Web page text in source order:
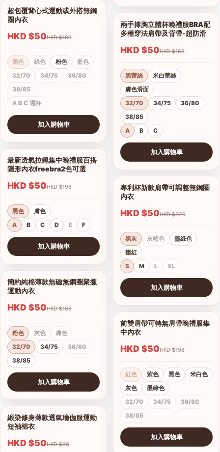
1/4
超包覆背心式運動或外搭無鋼
圈內衣
HKD $50 HKD $180
黑色 綠色 粉色
藍色
32/70
34/75
36/80
38/85
A B C 通杯
加入購物車
1/6
查看圖片
最新透氣拉繩集中晚禮服百搭
隱形內衣freebra2色可選
HKD $50 HKD $198
黑色
膚色
A
B C D E F
加入購物車
1/7
查看圖片
簡約純棉薄款無磁無鋼圈聚攏
運動內衣
HKD $50 HKD $168
粉色 灰色
膚色
32/70
34/75
36/80
38/85
加入購物車
1/17
查看圖片
緞染修身薄款透氣瑜伽服運動
短袖棉衣
HKD $50 HKD $88
1/12
兩手捧胸立體杯晚禮服BRA配
多種穿法肩帶及背帶-超防滑
HKD $50 HKD $168
黑蕾絲
米白蕾絲
膚色滑面
32/70
34/75
36/80
38/85
A
B C
加入購物車
1/9
查看圖片
專利杯新款肩帶可調整無鋼圈
內衣
HKD $50 HKD $320
黑灰 灰藍色
墨綠色
棗紅
S
M L XL
加入購物車
1/15
查看圖片
前雙肩帶可轉無肩帶晚禮服集
中內衣
HKD $50 HKD $198
紅色 紫色 黑色
米白色
灰色
墨綠色
32/70
34/75
36/80
38/85
加入購物車
查看圖片